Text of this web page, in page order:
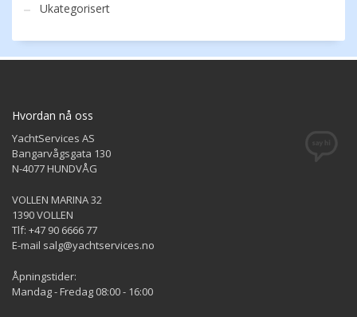
Ukategorisert
Hvordan nå oss
YachtServices AS
Bangarvågsgata 130
N-4077 HUNDVÅG
VOLLEN MARINA 32
1390 VOLLEN
Tlf: +47 90 6666 77
E-mail salg@yachtservices.no
Åpningstider:
Mandag - Fredag 08:00 - 16:00